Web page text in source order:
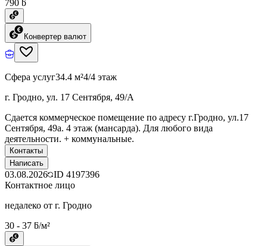
790 ƃ
Конвертер валют
Сфера услуг34.4 м²4/4 этаж
г. Гродно, ул. 17 Сентября, 49/А
Сдается коммерческое помещение по адресу г.Гродно, ул.17
Сентября, 49а. 4 этаж (мансарда). Для любого вида
деятельности. + коммунальные.
Контакты
Написать
03.08.2026 ID 4197396
Контактное лицо
недалеко от г. Гродно
30 - 37 ƃ/м²